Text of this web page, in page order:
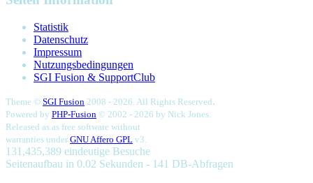
Statistik
Datenschutz
Impressum
Nutzungsbedingungen
SGI Fusion & SupportClub
Theme © SGI Fusion 2008 - 2026. All Rights Reserved.
Powered by PHP-Fusion © 2002 - 2026 by Nick Jones.
Released as as free software without
warranties under GNU Affero GPL v3.
131,435,389 eindeutige Besuche
Seitenaufbau in 0.02 Sekunden - 141 DB-Abfragen